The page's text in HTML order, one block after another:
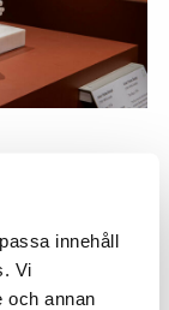
innehåll
Vi
och annan
Se